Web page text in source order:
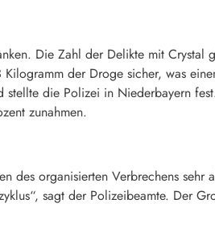
Die Zahl der Delikte mit
der Droge sicher, was
stellte die Polizei in Niederbayern
zunahmen.
des organisierten Verbrechens
sagt der Polizeibeamte. Der